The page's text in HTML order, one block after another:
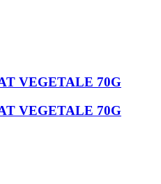
VEGETALE 70G
VEGETALE 70G